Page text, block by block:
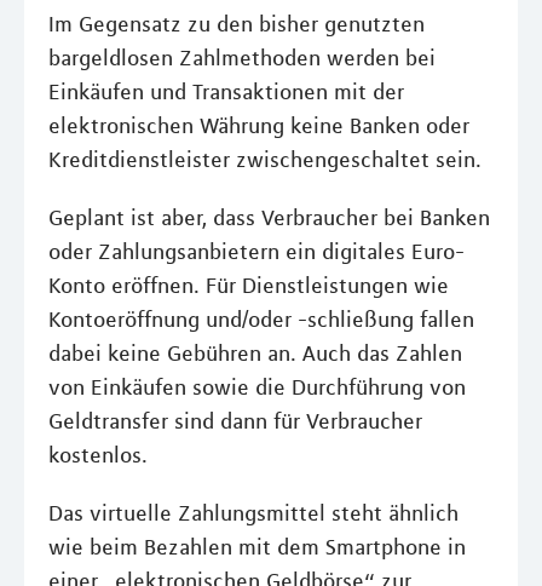
Im Gegensatz zu den bisher genutzten
bargeldlosen Zahlmethoden werden bei
Einkäufen und Transaktionen mit der
elektronischen Währung keine Banken oder
Kreditdienstleister zwischengeschaltet sein.
Geplant ist aber, dass Verbraucher bei Banken
oder Zahlungsanbietern ein digitales Euro-
Konto eröffnen. Für Dienstleistungen wie
Kontoeröffnung und/oder -schließung fallen
dabei keine Gebühren an. Auch das Zahlen
von Einkäufen sowie die Durchführung von
Geldtransfer sind dann für Verbraucher
kostenlos.
Das virtuelle Zahlungsmittel steht ähnlich
wie beim Bezahlen mit dem Smartphone in